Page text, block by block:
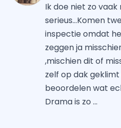
Ik doe niet zo
serieus...Komen
inspectie omdat
zeggen ja
,mischien dit of
zelf op dak
beoordelen wat
Drama is zo ...